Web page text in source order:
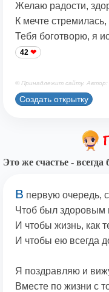
Желаю радости,
К мечте
Тебя боготворю, я
42
© Принадлежит сайту. Автор:
Создать открытку
Это же счастье -
В первую очередь,
Чтоб был здоровым
И чтобы жизнь, как
И чтобы ею всегда
Я поздравляю и
Вместе по жизни с